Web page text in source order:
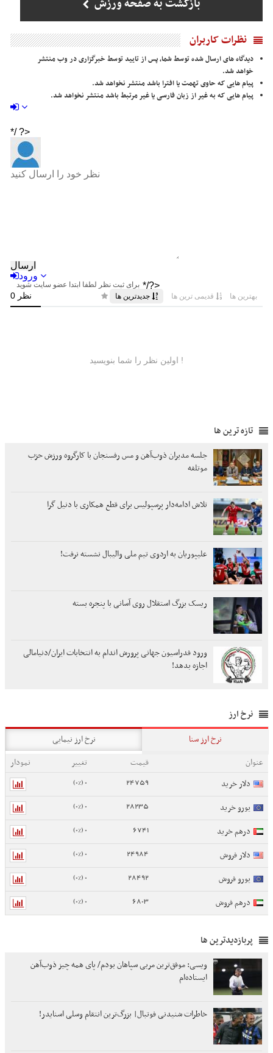
بازگشت به صفحه ورزش
نظرات کاربران
دیدگاه های ارسال شده توسط شما، پس از تایید توسط خبرگزاری در وب منتشر
خواهد شد.
پیام هایی که حاوی تهمت یا افترا باشد منتشر نخواهد شد.
پیام هایی که به غیر از زبان فارسی یا غیر مرتبط باشد منتشر نخواهد شد.
تازه ترین ها
جلسه مدیران ذوب‌آهن و مس رفسنجان با کارگروه ورزش حزب
موتلفه
تلاش ادامه‌دار پرسپولیس برای قطع همکاری با دنیل گرا
علیپوریان به اردوی تیم ملی والیبال نشسته نرفت!
ریسک بزرگ استقلال روی آسانی با پنجره بسته
ورود فدراسیون جهانی پرورش اندام به انتخابات ایران/دنیامالی
اجازه بدهد!
نرخ ارز
نرخ ارز سنا
نرخ ارز نیمایی
عنوان
قیمت تغییر
نمودار
دلار خرید
24759
0 (0%)
یورو خرید 28235
0 (0%)
درهم خرید 6741
0 (0%)
دلار فروش 24984
0 (0%)
یورو فروش 28492
0 (0%)
درهم فروش 6803
0 (0%)
پربازدیدترین ها
ویسی: موفق‌ترین مربی سپاهان بودم/ پای همه چیز ذوب‌آهن
ایستاده‌ام
خاطرات شنیدنی فوتبال| بزرگ‌ترین انتقام وسلی اسنایدر!